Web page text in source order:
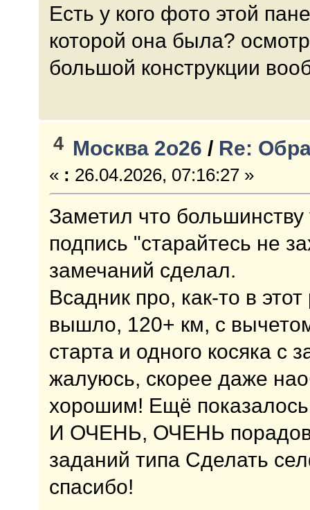
Есть у кого фото этой
которой она была?
большой конструкции
4 Москва 2о26 / Re:
« : 26.04.2026, 07:16:27 »
Заметил что большинству
подпись "старайтесь не
замечаний сделал.
Всадник про, как-то в
вышло, 120+ км, с
старта и одного косяка с
жалуюсь, скорее даже
хорошим! Ещё
И ОЧЕНЬ, ОЧЕНЬ
заданий типа Сделать
спасибо!